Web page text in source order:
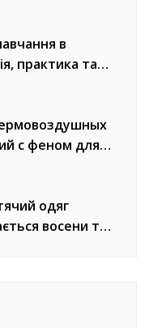
в
практика та
с феном для
одяг
восени та